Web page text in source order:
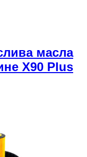
масла
X90 Plus